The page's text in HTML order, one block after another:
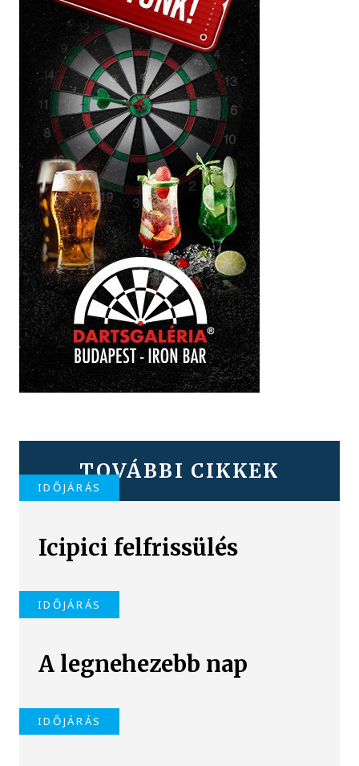
TOVÁBBI CIKKEK
IDŐJÁRÁS
Icipici felfrissülés
IDŐJÁRÁS
A legnehezebb nap
IDŐJÁRÁS